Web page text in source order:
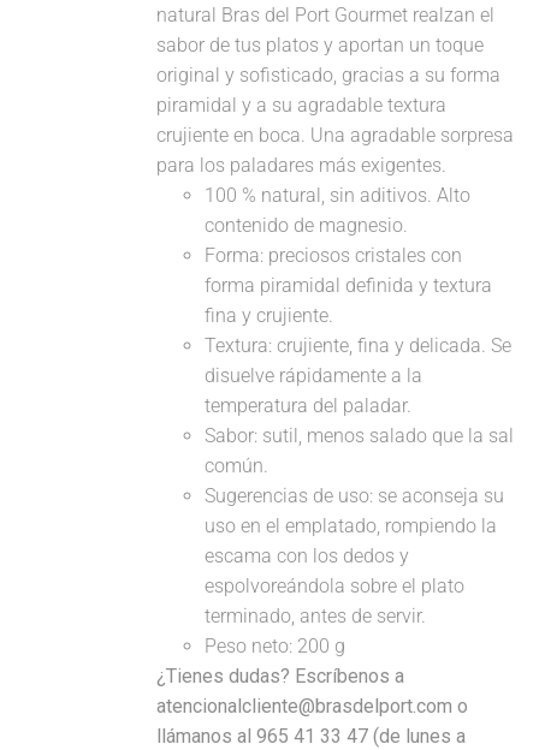
natural Bras del Port Gourmet realzan el
sabor de tus platos y aportan un toque
original y sofisticado, gracias a su forma
piramidal y a su agradable textura
crujiente en boca. Una agradable sorpresa
para los paladares más exigentes.
100 % natural, sin aditivos. Alto
contenido de magnesio.
Forma: preciosos cristales con
forma piramidal definida y textura
fina y crujiente.
Textura: crujiente, fina y delicada. Se
disuelve rápidamente a la
temperatura del paladar.
Sabor: sutil, menos salado que la sal
común.
Sugerencias de uso: se aconseja su
uso en el emplatado, rompiendo la
escama con los dedos y
espolvoreándola sobre el plato
terminado, antes de servir.
Peso neto: 200 g
¿Tienes dudas? Escríbenos a
atencionalcliente@brasdelport.com o
llámanos al 965 41 33 47 (de lunes a